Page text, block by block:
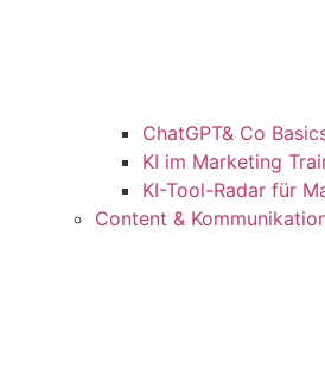
ChatGPT& Co
KI im Marketing
KI-Tool-Radar für
Content &